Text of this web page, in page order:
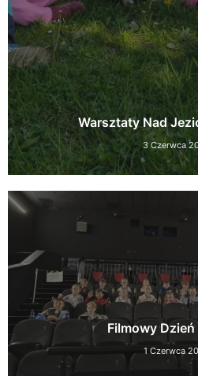
Warsztaty Nad
3 Czerwca
Filmowy
1 Czerwca